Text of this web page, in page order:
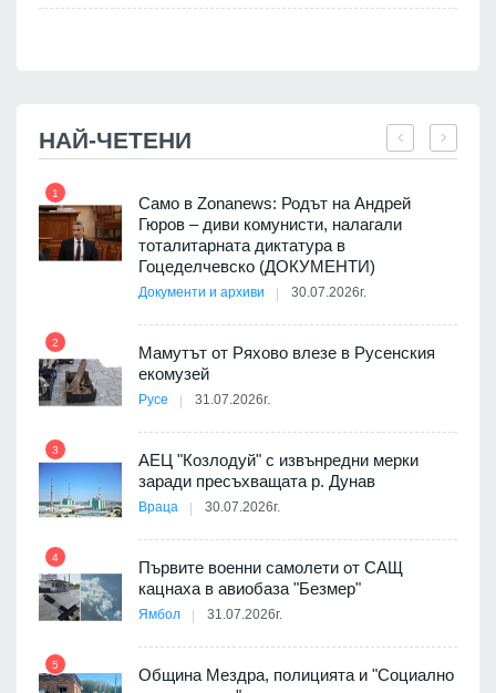
НАЙ-ЧЕТЕНИ
1
Само в Zonanews: Родът на Андрей
Гюров – диви комунисти, налагали
тоталитарната диктатура в
Гоцеделчевско (ДОКУМЕНТИ)
Документи и архиви 30.07.2026г.
2
Мамутът от Ряхово влезе в Русенския
екомузей
Русе 31.07.2026г.
3
АЕЦ "Козлодуй" с извънредни мерки
заради пресъхващата р. Дунав
Враца 30.07.2026г.
4
Първите военни самолети от САЩ
кацнаха в авиобаза "Безмер"
Ямбол 31.07.2026г.
5
Община Мездра, полицията и "Социално